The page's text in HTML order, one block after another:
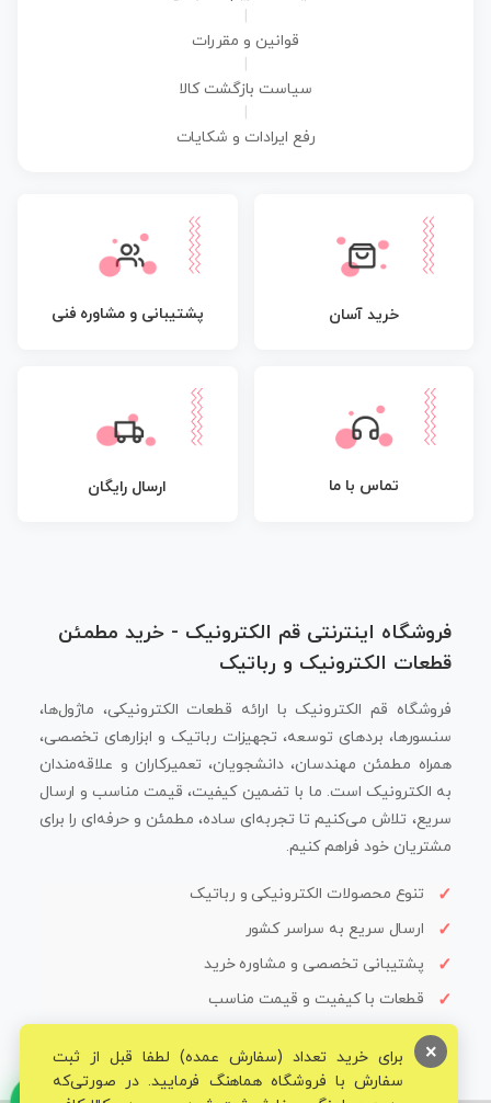
قوانین و مقررات
سیاست بازگشت کالا
رفع ایرادات و شکایات
خرید آسان پشتیبانی و مشاوره فنی
تماس با ما ارسال رایگان
فروشگاه اینترنتی قم الکترونیک - خرید مطمئن
قطعات الکترونیک و رباتیک
فروشگاه قم الکترونیک با ارائه قطعات الکترونیکی، ماژول‌ها،
سنسورها، بردهای توسعه، تجهیزات رباتیک و ابزارهای تخصصی،
همراه مطمئن مهندسان، دانشجویان، تعمیرکاران و علاقه‌مندان
به الکترونیک است. ما با تضمین کیفیت، قیمت مناسب و ارسال
سریع، تلاش می‌کنیم تا تجربه‌ای ساده، مطمئن و حرفه‌ای را برای
مشتریان خود فراهم کنیم.
تنوع محصولات الکترونیکی و رباتیک
ارسال سریع به سراسر کشور
پشتیبانی تخصصی و مشاوره خرید
قطعات با کیفیت و قیمت مناسب
برای خرید تعداد (سفارش عمده) لطفا قبل از ثبت
سفارش با فروشگاه هماهنگ فرمایید. در صورتی‌که
×